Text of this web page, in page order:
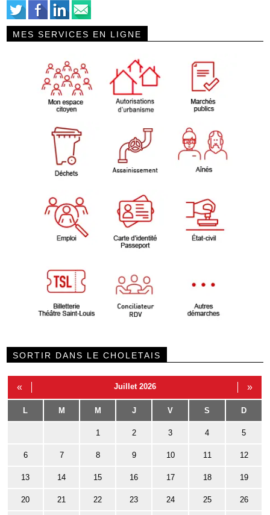
MES SERVICES EN LIGNE
SORTIR DANS LE CHOLETAIS
« Juillet 2026 »
L M M J V S D
1 2 3 4 5
6 7 8 9 10 11 12
13 14 15 16 17 18 19
20 21 22 23 24 25 26